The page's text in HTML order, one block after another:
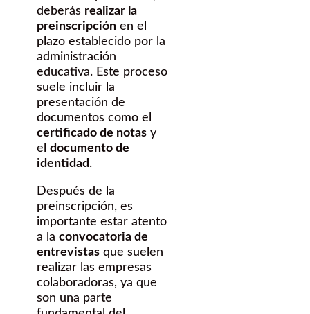
deberás realizar la
preinscripción en el
plazo establecido por la
administración
educativa. Este proceso
suele incluir la
presentación de
documentos como el
certificado de notas y
el documento de
identidad.
Después de la
preinscripción, es
importante estar atento
a la convocatoria de
entrevistas que suelen
realizar las empresas
colaboradoras, ya que
son una parte